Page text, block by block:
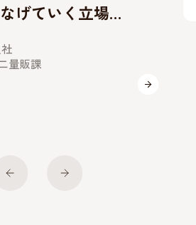
に育てていく
関東第二特販課 主任